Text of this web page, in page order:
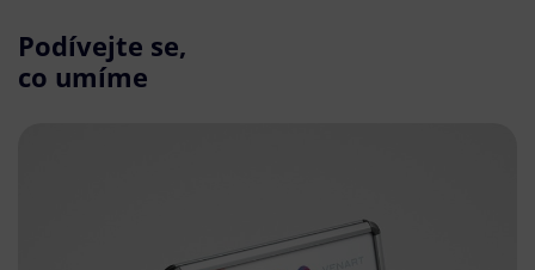
Podívejte se,
co umíme